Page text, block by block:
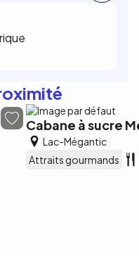
Cabane à sucre
Lac-Mégantic
Attraits gourmands